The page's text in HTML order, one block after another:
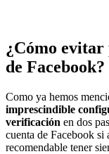
¿Cómo evitar
de Facebook?
Como ya hemos
imprescindible
verificación en dos
cuenta de Facebook si
recomendable tener